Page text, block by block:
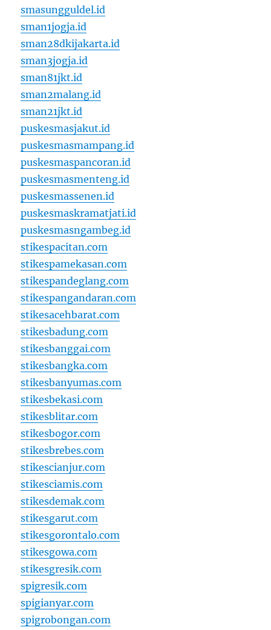
smasungguldel.id
sman1jogja.id
sman28dkijakarta.id
sman3jogja.id
sman81jkt.id
sman2malang.id
sman21jkt.id
puskesmasjakut.id
puskesmasmampang.id
puskesmaspancoran.id
puskesmasmenteng.id
puskesmassenen.id
puskesmaskramatjati.id
puskesmasngambeg.id
stikespacitan.com
stikespamekasan.com
stikespandeglang.com
stikespangandaran.com
stikesacehbarat.com
stikesbadung.com
stikesbanggai.com
stikesbangka.com
stikesbanyumas.com
stikesbekasi.com
stikesblitar.com
stikesbogor.com
stikesbrebes.com
stikescianjur.com
stikesciamis.com
stikesdemak.com
stikesgarut.com
stikesgorontalo.com
stikesgowa.com
stikesgresik.com
spigresik.com
spigianyar.com
spigrobongan.com